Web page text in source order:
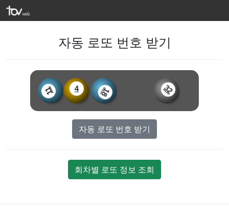
자동 로또 번호 받기
11 4 18
자동 로또 번호 받기
회차별 로또 정보 조회